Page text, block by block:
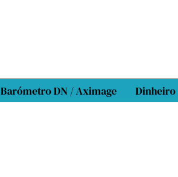
Barómetro DN / Aximage Dinheiro